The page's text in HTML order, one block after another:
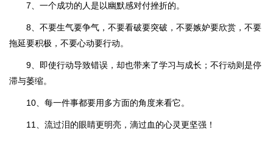
7、一个成功的人是以幽默感对付挫折的。
8、不要生气要争气，不要看破要突破，不要嫉妒要欣赏，不要
拖延要积极，不要心动要行动。
9、即使行动导致错误，却也带来了学习与成长；不行动则是停
滞与萎缩。
10、每一件事都要用多方面的角度来看它。
11、流过泪的眼睛更明亮，滴过血的心灵更坚强！